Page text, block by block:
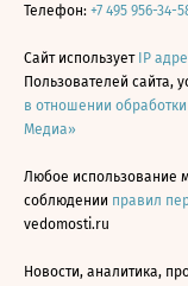
Телефон: +7 495 956-34-
Сайт использует IP
Пользователей сайта,
в отношении
Медиа»
Любое использование
соблюдении правил
vedomosti.ru
Новости, аналитика,